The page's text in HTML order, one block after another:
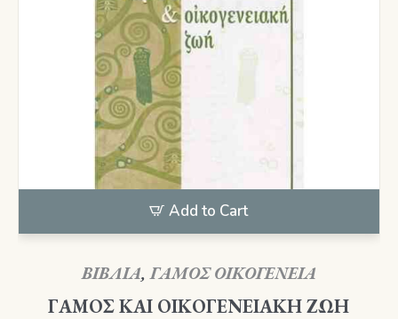
Add to Cart
ΒΙΒΛΙΑ,ΓΑΜΟΣ ΟΙΚΟΓΕΝΕΙΑ
ΓΑΜΟΣ ΚΑΙ ΟΙΚΟΓΕΝΕΙΑΚΗ ΖΩΗ